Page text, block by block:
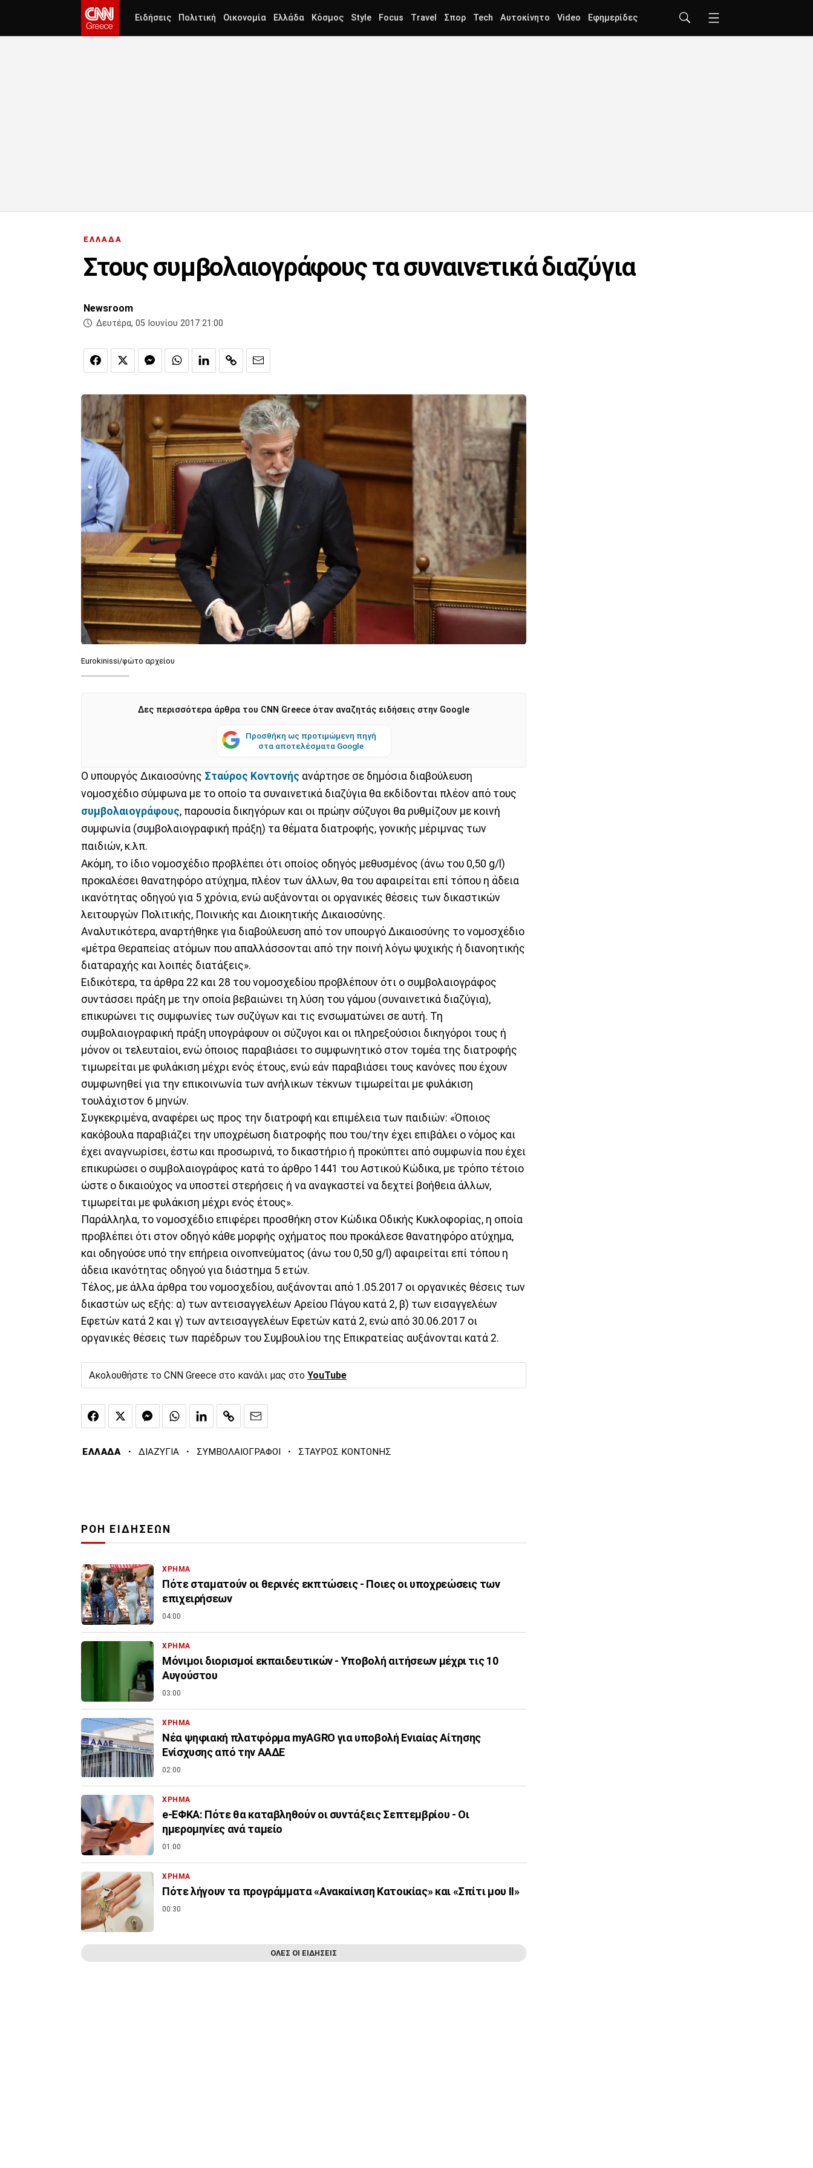
Ειδήσεις Πολιτική Οικονομία Ελλάδα Κόσμος Style Focus Travel Σπορ Tech Αυτοκίνητο Video Εφημερίδες
ΕΛΛΑΔΑ
Στους συμβολαιογράφους τα συναινετικά διαζύγια
Newsroom
Δευτέρα, 05 Ιουνίου 2017 21:00
Eurokinissi/φώτο αρχείου
Δες περισσότερα άρθρα του CNN Greece όταν αναζητάς ειδήσεις στην Google
Προσθήκη ως προτιμώμενη πηγή
στα αποτελέσματα Google
Ο υπουργός Δικαιοσύνης Σταύρος Κοντονής ανάρτησε σε δημόσια διαβούλευση
νομοσχέδιο σύμφωνα με το οποίο τα συναινετικά διαζύγια θα εκδίδονται πλέον από τους
συμβολαιογράφους, παρουσία δικηγόρων και οι πρώην σύζυγοι θα ρυθμίζουν με κοινή
συμφωνία (συμβολαιογραφική πράξη) τα θέματα διατροφής, γονικής μέριμνας των
παιδιών, κ.λπ.
Ακόμη, το ίδιο νομοσχέδιο προβλέπει ότι οποίος οδηγός μεθυσμένος (άνω του 0,50 g/l)
προκαλέσει θανατηφόρο ατύχημα, πλέον των άλλων, θα του αφαιρείται επί τόπου η άδεια
ικανότητας οδηγού για 5 χρόνια, ενώ αυξάνονται οι οργανικές θέσεις των δικαστικών
λειτουργών Πολιτικής, Ποινικής και Διοικητικής Δικαιοσύνης.
Αναλυτικότερα, αναρτήθηκε για διαβούλευση από τον υπουργό Δικαιοσύνης το νομοσχέδιο
«μέτρα Θεραπείας ατόμων που απαλλάσσονται από την ποινή λόγω ψυχικής ή διανοητικής
διαταραχής και λοιπές διατάξεις».
Ειδικότερα, τα άρθρα 22 και 28 του νομοσχεδίου προβλέπουν ότι ο συμβολαιογράφος
συντάσσει πράξη με την οποία βεβαιώνει τη λύση του γάμου (συναινετικά διαζύγια),
επικυρώνει τις συμφωνίες των συζύγων και τις ενσωματώνει σε αυτή. Τη
συμβολαιογραφική πράξη υπογράφουν οι σύζυγοι και οι πληρεξούσιοι δικηγόροι τους ή
μόνον οι τελευταίοι, ενώ όποιος παραβιάσει το συμφωνητικό στον τομέα της διατροφής
τιμωρείται με φυλάκιση μέχρι ενός έτους, ενώ εάν παραβιάσει τους κανόνες που έχουν
συμφωνηθεί για την επικοινωνία των ανήλικων τέκνων τιμωρείται με φυλάκιση
τουλάχιστον 6 μηνών.
Συγκεκριμένα, αναφέρει ως προς την διατροφή και επιμέλεια των παιδιών: «Όποιος
κακόβουλα παραβιάζει την υποχρέωση διατροφής που του/την έχει επιβάλει ο νόμος και
έχει αναγνωρίσει, έστω και προσωρινά, το δικαστήριο ή προκύπτει από συμφωνία που έχει
επικυρώσει ο συμβολαιογράφος κατά το άρθρο 1441 του Αστικού Κώδικα, με τρόπο τέτοιο
ώστε ο δικαιούχος να υποστεί στερήσεις ή να αναγκαστεί να δεχτεί βοήθεια άλλων,
τιμωρείται με φυλάκιση μέχρι ενός έτους».
Παράλληλα, το νομοσχέδιο επιφέρει προσθήκη στον Κώδικα Οδικής Κυκλοφορίας, η οποία
προβλέπει ότι στον οδηγό κάθε μορφής οχήματος που προκάλεσε θανατηφόρο ατύχημα,
και οδηγούσε υπό την επήρεια οινοπνεύματος (άνω του 0,50 g/l) αφαιρείται επί τόπου η
άδεια ικανότητας οδηγού για διάστημα 5 ετών.
Τέλος, με άλλα άρθρα του νομοσχεδίου, αυξάνονται από 1.05.2017 οι οργανικές θέσεις των
δικαστών ως εξής: α) των αντεισαγγελέων Αρείου Πάγου κατά 2, β) των εισαγγελέων
Εφετών κατά 2 και γ) των αντεισαγγελέων Εφετών κατά 2, ενώ από 30.06.2017 οι
οργανικές θέσεις των παρέδρων του Συμβουλίου της Επικρατείας αυξάνονται κατά 2.
Ακολουθήστε το CNN Greece στο κανάλι μας στο YouTube
ΕΛΛΑΔΑ · ΔΙΑΖΥΓΙΑ · ΣΥΜΒΟΛΑΙΟΓΡΑΦΟΙ · ΣΤΑΥΡΟΣ ΚΟΝΤΟΝΗΣ
ΡΟΗ ΕΙΔΗΣΕΩΝ
ΧΡΗΜΑ
Πότε σταματούν οι θερινές εκπτώσεις - Ποιες οι υποχρεώσεις των
επιχειρήσεων
04:00
ΧΡΗΜΑ
Μόνιμοι διορισμοί εκπαιδευτικών - Υποβολή αιτήσεων μέχρι τις 10
Αυγούστου
03:00
ΧΡΗΜΑ
Νέα ψηφιακή πλατφόρμα myAGRO για υποβολή Ενιαίας Αίτησης
Ενίσχυσης από την ΑΑΔΕ
02:00
ΧΡΗΜΑ
e-ΕΦΚΑ: Πότε θα καταβληθούν οι συντάξεις Σεπτεμβρίου - Οι
ημερομηνίες ανά ταμείο
01:00
ΧΡΗΜΑ
Πότε λήγουν τα προγράμματα «Ανακαίνιση Κατοικίας» και «Σπίτι μου ΙΙ»
00:30
ΟΛΕΣ ΟΙ ΕΙΔΗΣΕΙΣ